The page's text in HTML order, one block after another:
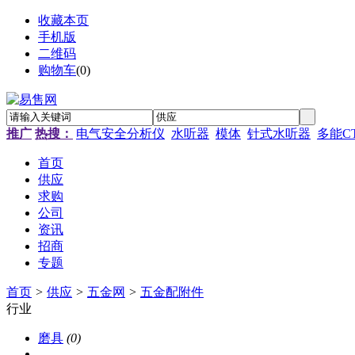
收藏本页
手机版
二维码
购物车(0)
推广 热搜： 电气安全分析仪 水听器 模体 针式水听器 多能
首页
供应
求购
公司
资讯
招商
专题
首页 > 供应 > 五金网 > 五金配附件
行业
磨具 (0)